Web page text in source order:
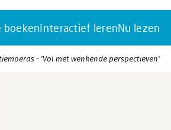
boekenInteractief lerenNu lezen
- 'Vol met wenkende perspectieven'